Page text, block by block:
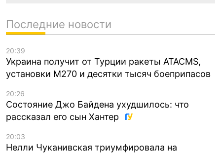
Последние новости
20:39
Украина получит от Турции ракеты ATACMS,
установки M270 и десятки тысяч боеприпасов
20:26
Состояние Джо Байдена ухудшилось: что
рассказал его сын Хантер
20:03
Нелли Чуканивская триумфировала на